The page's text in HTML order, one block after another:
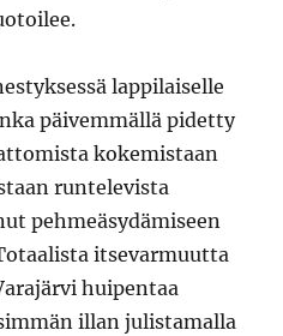
lappilaiselle
päivemmällä pidetty
kokemistaan
runtelevista
pehmeäsydämiseen
itsevarmuutta
huipentaa
illan julistamalla